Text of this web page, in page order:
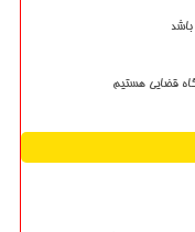
قضایی هستیم